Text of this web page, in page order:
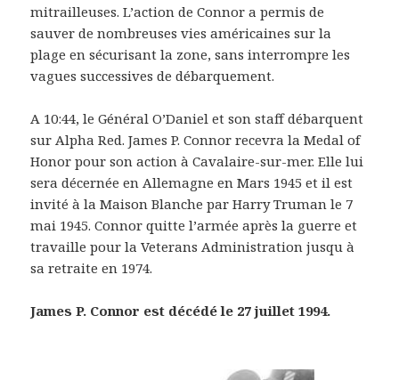
mitrailleuses. L’action de Connor a permis de
sauver de nombreuses vies américaines sur la
plage en sécurisant la zone, sans interrompre les
vagues successives de débarquement.
A 10:44, le Général O’Daniel et son staff débarquent
sur Alpha Red. James P. Connor recevra la Medal of
Honor pour son action à Cavalaire-sur-mer. Elle lui
sera décernée en Allemagne en Mars 1945 et il est
invité à la Maison Blanche par Harry Truman le 7
mai 1945. Connor quitte l’armée après la guerre et
travaille pour la Veterans Administration jusqu à
sa retraite en 1974.
James P. Connor est décédé le 27 juillet 1994.